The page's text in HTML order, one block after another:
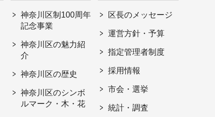
神奈川区制100周年
記念事業
神奈川区の魅力紹
介
神奈川区の歴史
神奈川区のシンボ
ルマーク・木・花
区長のメッセージ
運営方針・予算
指定管理者制度
採用情報
市会・選挙
統計・調査